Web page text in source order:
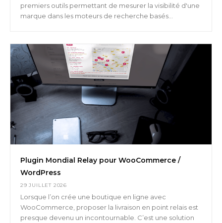
premiers outils permettant de mesurer la visibilité d'une
marque dans les moteurs de recherche basés...
Plugin Mondial Relay pour WooCommerce /
WordPress
29 JUILLET 2026
Lorsque l’on crée une boutique en ligne avec
WooCommerce, proposer la livraison en point relais est
presque devenu un incontournable. C’est une solution